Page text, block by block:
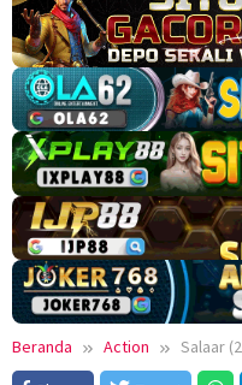
Beranda Action
Salaar